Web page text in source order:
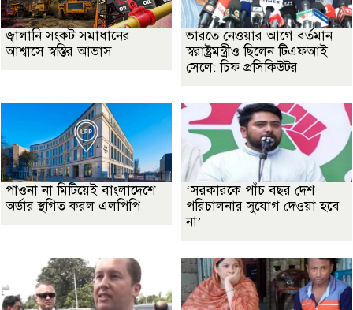
জ্বালানি সংকট সমাধানের
আশ্বাসে স্বস্তির আভাস
ভারতে নেওয়ার আগে বর্তমান
স্বরাষ্ট্রমন্ত্রীও ছিলেন টিএফআই
সেলে: চিফ প্রসিকিউটর
পাওনা না মিটিয়েই বাংলাদেশে
অর্ডার স্থগিত করল এলপিপি
‘সরকারকে পাঁচ বছর দেশ
পরিচালনার সুযোগ দেওয়া হবে
না’